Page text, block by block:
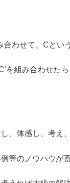
わせて、Cとい
を組み合わせた
、体感し、考え
等のノウハウが